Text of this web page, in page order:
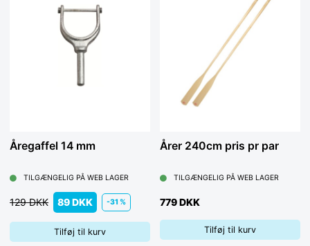
Åregaffel 14 mm
TILGÆNGELIG PÅ WEB LAGER
89 DKK
129 DKK -31 %
Tilføj til kurv
Årer 240cm pris pr par
TILGÆNGELIG PÅ WEB LAGER
779 DKK
Tilføj til kurv